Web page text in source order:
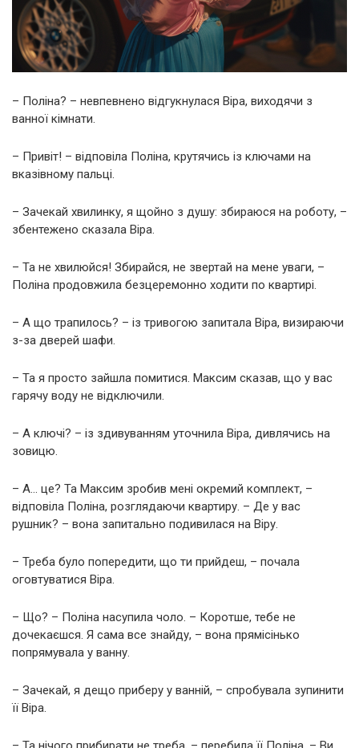
– Поліна? – невпевнено відгукнулася Віра, виходячи з
ванної кімнати.
– Привіт! – відповіла Поліна, крутячись із ключами на
вказівному пальці.
– Зачекай хвилинку, я щойно з душу: збираюся на роботу, –
збентежено сказала Віра.
– Та не хвилюйся! Збирайся, не звертай на мене уваги, –
Поліна продовжила безцеремонно ходити по квартирі.
– А що трапилось? – із тривогою запитала Віра, визираючи
з-за дверей шафи.
– Та я просто зайшла помитися. Максим сказав, що у вас
гарячу воду не відключили.
– А ключі? – із здивуванням уточнила Віра, дивлячись на
зовицю.
– А… це? Та Максим зробив мені окремий комплект, –
відповіла Поліна, розглядаючи квартиру. – Де у вас
рушник? – вона запитально подивилася на Віру.
– Треба було попередити, що ти прийдеш, – почала
оговтуватися Віра.
– Що? – Поліна насупила чоло. – Коротше, тебе не
дочекаєшся. Я сама все знайду, – вона прямісінько
попрямувала у ванну.
– Зачекай, я дещо приберу у ванній, – спробувала зупинити
її Віра.